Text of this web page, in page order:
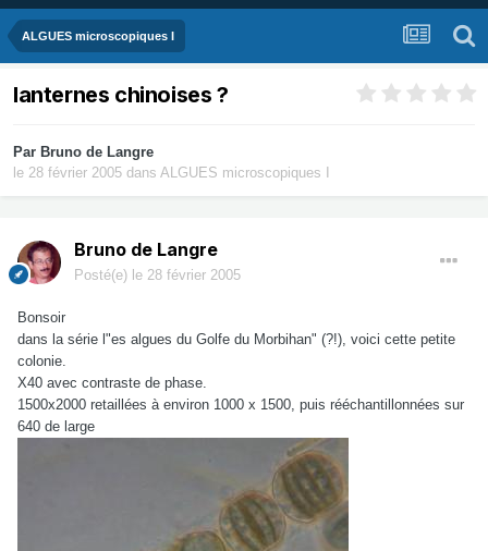
ALGUES microscopiques I
lanternes chinoises ?
Par Bruno de Langre
le 28 février 2005 dans ALGUES microscopiques I
Bruno de Langre
Posté(e) le 28 février 2005
Bonsoir
dans la série l"es algues du Golfe du Morbihan" (?!), voici cette petite
colonie.
X40 avec contraste de phase.
1500x2000 retaillées à environ 1000 x 1500, puis rééchantillonnées sur
640 de large